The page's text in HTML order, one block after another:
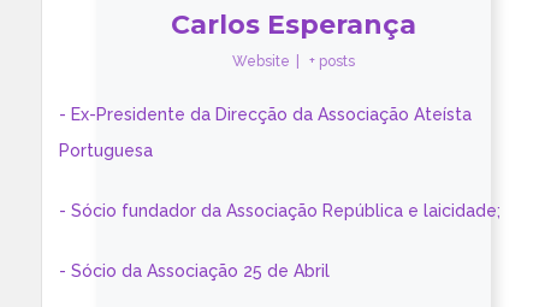
Carlos Esperança
Website + posts
- Ex-Presidente da Direcção da Associação Ateísta
Portuguesa
- Sócio fundador da Associação República e laicidade;
- Sócio da Associação 25 de Abril